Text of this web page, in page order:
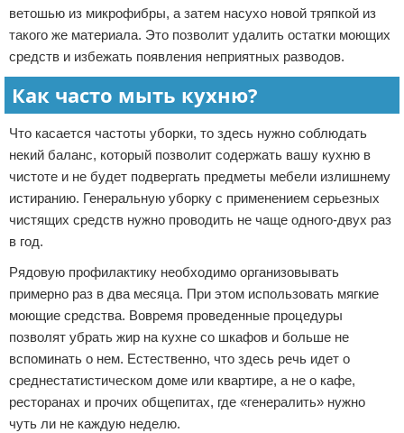
ветошью из микрофибры, а затем насухо новой тряпкой из
такого же материала. Это позволит удалить остатки моющих
средств и избежать появления неприятных разводов.
Как часто мыть кухню?
Что касается частоты уборки, то здесь нужно соблюдать
некий баланс, который позволит содержать вашу кухню в
чистоте и не будет подвергать предметы мебели излишнему
истиранию. Генеральную уборку с применением серьезных
чистящих средств нужно проводить не чаще одного-двух раз
в год.
Рядовую профилактику необходимо организовывать
примерно раз в два месяца. При этом использовать мягкие
моющие средства. Вовремя проведенные процедуры
позволят убрать жир на кухне со шкафов и больше не
вспоминать о нем. Естественно, что здесь речь идет о
среднестатистическом доме или квартире, а не о кафе,
ресторанах и прочих общепитах, где «генералить» нужно
чуть ли не каждую неделю.